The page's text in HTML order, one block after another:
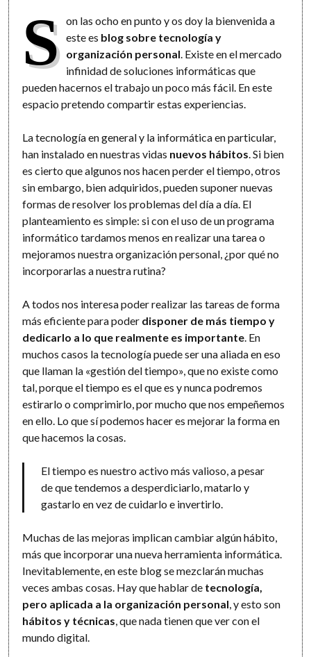
S on las ocho en punto y os doy la bienvenida a
este es blog sobre tecnología y
organización personal. Existe en el mercado
infinidad de soluciones informáticas que
pueden hacernos el trabajo un poco más fácil. En este
espacio pretendo compartir estas experiencias.
La tecnología en general y la informática en particular,
han instalado en nuestras vidas nuevos hábitos. Si bien
es cierto que algunos nos hacen perder el tiempo, otros
sin embargo, bien adquiridos, pueden suponer nuevas
formas de resolver los problemas del día a día. El
planteamiento es simple: si con el uso de un programa
informático tardamos menos en realizar una tarea o
mejoramos nuestra organización personal, ¿por qué no
incorporarlas a nuestra rutina?
A todos nos interesa poder realizar las tareas de forma
más eficiente para poder disponer de más tiempo y
dedicarlo a lo que realmente es importante. En
muchos casos la tecnología puede ser una aliada en eso
que llaman la «gestión del tiempo», que no existe como
tal, porque el tiempo es el que es y nunca podremos
estirarlo o comprimirlo, por mucho que nos empeñemos
en ello. Lo que sí podemos hacer es mejorar la forma en
que hacemos la cosas.
El tiempo es nuestro activo más valioso, a pesar
de que tendemos a desperdiciarlo, matarlo y
gastarlo en vez de cuidarlo e invertirlo.
Muchas de las mejoras implican cambiar algún hábito,
más que incorporar una nueva herramienta informática.
Inevitablemente, en este blog se mezclarán muchas
veces ambas cosas. Hay que hablar de tecnología,
pero aplicada a la organización personal, y esto son
hábitos y técnicas, que nada tienen que ver con el
mundo digital.